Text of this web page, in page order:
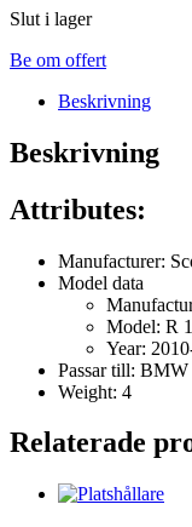
Slut i lager
Be om offert
Beskrivning
Beskrivning
Attributes:
Manufacturer:
Model data
Model: R
Year:
Passar till:
Weight: 4
Relaterade